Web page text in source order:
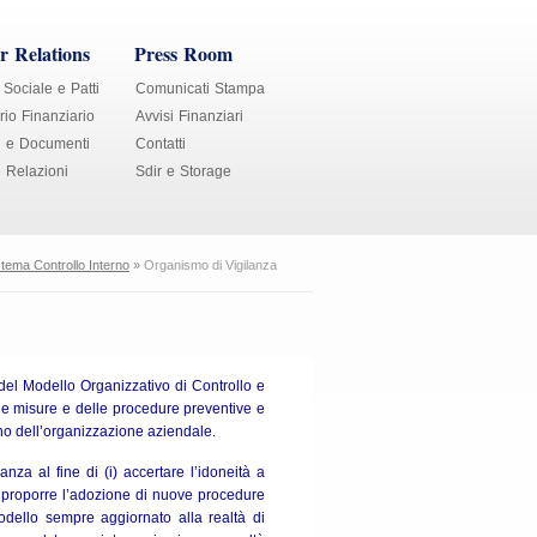
Relations
e Patti
Finanziario
e Documenti
Relazioni
Press Room
Comunicati Stampa
Avvisi Finanziari
Contatti
Sdir e Storage
Controllo Interno » Organismo di Vigilanza
Modello Organizzativo di Controllo e
misure e delle procedure preventive e
dell’organizzazione aziendale.
al fine di (i) accertare l’idoneità a
l’adozione di nuove procedure
sempre aggiornato alla realtà di